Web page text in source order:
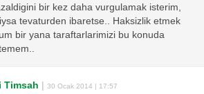
bir kez daha vurgulamak isterim,
tevaturden ibaretse.. Haksizlik etmek
bir yana taraftarlarimizi bu konuda
Timsah | 30 Ocak 2014 | 17:57